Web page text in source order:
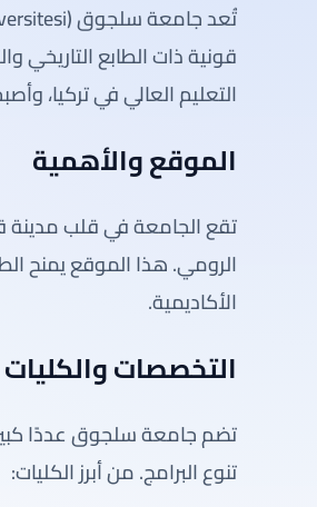
التعليم العالي في تركيا،
الموقع والأهمية
تقع الجامعة في قلب مدينة
الرومي. هذا الموقع يمنح
الأكاديمية.
التخصصات والكليات
تضم جامعة سلجوق عددًا
تنوع البرامج. من أبرز الكليات: